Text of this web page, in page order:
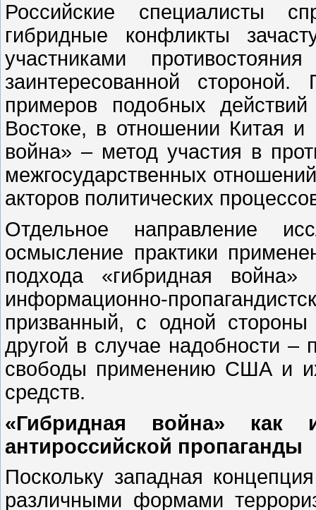
Российские специалисты
гибридные конфликты
участниками
заинтересованной
примеров подобных
Востоке, в отношении Китая и
война» – метод участия в
межгосударственных
акторов политических
Отдельное направление
осмысление практики
подхода «гибридная война»
информационно-
призванный, с одной стороны
другой в случае надобности –
свободы применению США и
средств.
«Гибридная война» как
антироссийской пропаганды
Поскольку западная
различными формами